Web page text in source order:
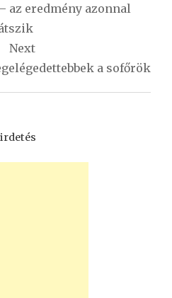
az eredmény azonnal
Next
a sofőrök